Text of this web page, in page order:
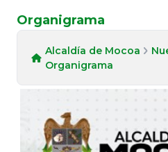
Organigrama
Alcaldía de Mocoa
Organigrama